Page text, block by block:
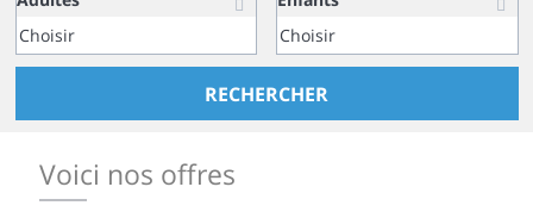
RECHERCHER
Voici nos offres